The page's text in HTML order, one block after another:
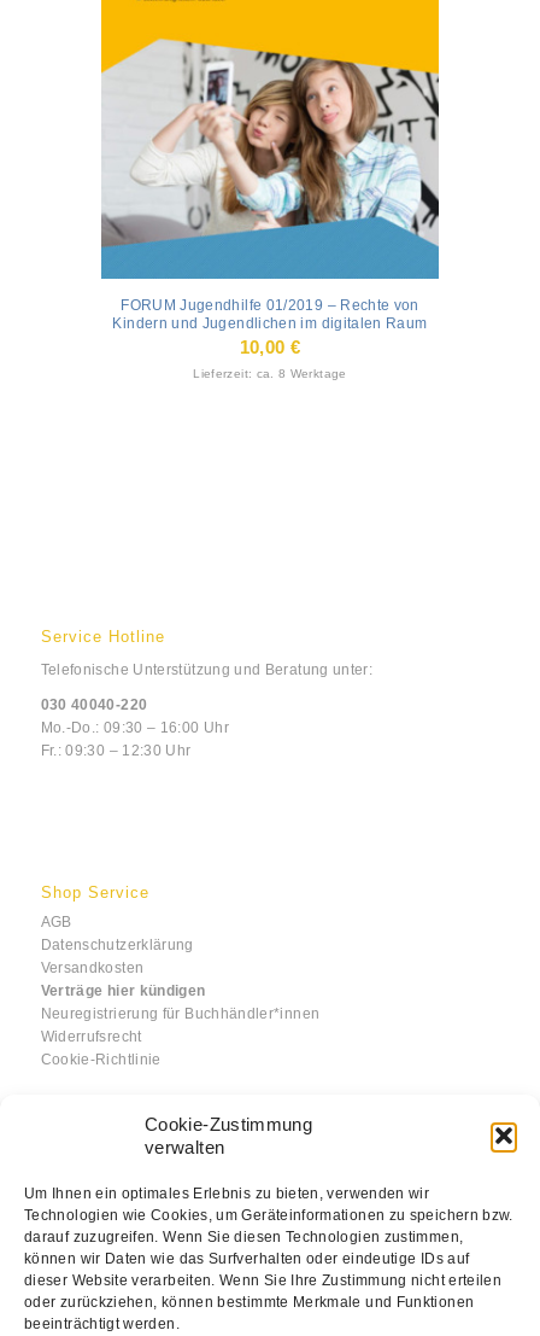
Cookie-Zustimmung
verwalten
Um Ihnen ein optimales Erlebnis zu bieten, verwenden wir
Technologien wie Cookies, um Geräteinformationen zu speichern bzw.
darauf zuzugreifen. Wenn Sie diesen Technologien zustimmen,
können wir Daten wie das Surfverhalten oder eindeutige IDs auf
dieser Website verarbeiten. Wenn Sie Ihre Zustimmung nicht erteilen
oder zurückziehen, können bestimmte Merkmale und Funktionen
beeinträchtigt werden.
FORUM Jugendhilfe 01/2019 – Rechte von
Kindern und Jugendlichen im digitalen Raum
10,00 €
Lieferzeit: ca. 8 Werktage
Service Hotline
Telefonische Unterstützung und Beratung unter:
030 40040-220
Mo.-Do.: 09:30 – 16:00 Uhr
Fr.: 09:30 – 12:30 Uhr
Shop Service
AGB
Datenschutzerklärung
Versandkosten
Verträge hier kündigen
Neuregistrierung für Buchhändler*innen
Widerrufsrecht
Cookie-Richtlinie
Informationen
Über uns
Impressum
Kontakt
FAQ